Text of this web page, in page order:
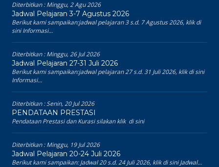
Diterbitkan :Minggu, 2 Agu 2026
Jadwal Pelajaran 3-7 Agustus 2026
Berikut kami sampaikan:jadwal pelajaran 3 s.d. 7 Agustus 2026, klik di
sini Informasi...
Diterbitkan :Minggu, 26 Jul 2026
Jadwal Pelajaran 27-31 Juli 2026
Berikut kami sampaikan:jadwal pelajaran 27 s.d. 31 Juli 2026, klik di sini
Informasi...
Diterbitkan :Senin, 20 Jul 2026
PENDATAAN PRESTASI
Pendataan Prestasi dan Kurasi silakan klik di sini
Diterbitkan :Minggu, 19 Jul 2026
Jadwal Pelajaran 20-24 Juli 2026
Berikut kami sampaikan: Jadwal 20 s.d. 24 Juli 2026, klik di sini Jadwal...